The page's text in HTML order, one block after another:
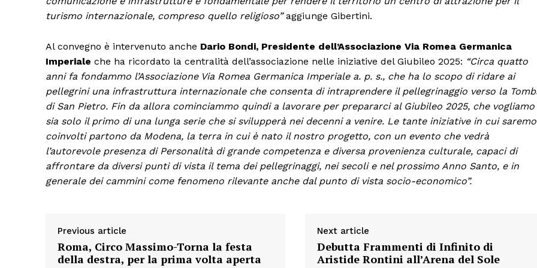
turismo internazionale, compreso quello religioso”aggiunge Gibertini.
Al convegno è intervenuto anche Dario Bondi, Presidente dell’Associazione Via Romea Germanica
Imperiale che ha ricordato la centralità dell’associazione nelle iniziative del Giubileo 2025: “Circa quatto
anni fa fondammo l’Associazione Via Romea Germanica Imperiale a. p. s., che ha lo scopo di ridare ai
pellegrini una infrastruttura internazionale che consenta di intraprendere il pellegrinaggio verso la
di San Pietro. Fin da allora cominciammo quindi a lavorare per prepararci al Giubileo 2025, che vogliamo
sia solo il primo di una lunga serie che si svilupperà nei decenni a venire. Le tante iniziative in cui saremo
coinvolti partono da Modena, la terra in cui è nato il nostro progetto, con un evento che vedrà
l’autorevole presenza di Personalità di grande competenza e diversa provenienza culturale, capaci di
affrontare da diversi punti di vista il tema dei pellegrinaggi, nei secoli e nel prossimo Anno Santo, e in
generale dei cammini come fenomeno rilevante anche dal punto di vista socio-economico”.
Previous article
Roma, Circo Massimo-Torna la festa
della destra, per la prima volta aperta
Next article
Debutta Frammenti di Infinito di
Aristide Rontini all’Arena del Sole